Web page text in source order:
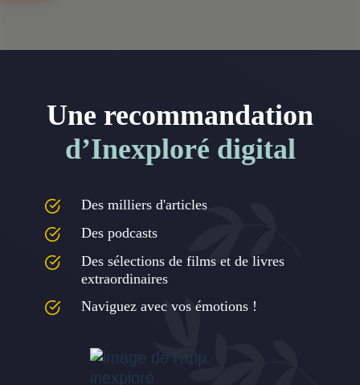
Une recommandation
d’Inexploré digital
Des milliers d'articles
Des podcasts
Des sélections de films et de livres
extraordinaires
Naviguez avec vos émotions !